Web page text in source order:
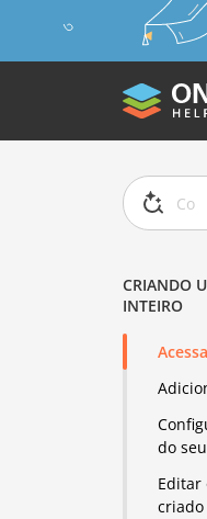
CRIANDO
INTEIRO
do
Editar
criado